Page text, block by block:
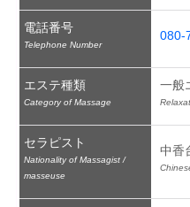
電話番号
Telephone Number
080-
エステ種類
Category of Massage
一般
セラピスト
Nationality of Massagist /
masseuse
中香